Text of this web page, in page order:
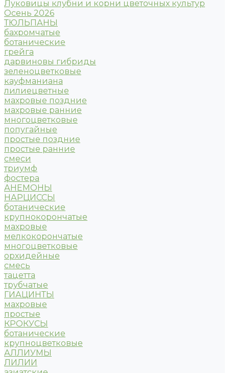
Луковицы клубни и корни цветочных культур
Осень 2026
ТЮЛЬПАНЫ
бахромчатые
ботанические
грейга
дарвиновы гибриды
зеленоцветковые
кауфманиана
лилиецветные
махровые поздние
махровые ранние
многоцветковые
попугайные
простые поздние
простые ранние
смеси
триумф
фостера
АНЕМОНЫ
НАРЦИССЫ
ботанические
крупнокорончатые
махровые
мелкокорончатые
многоцветковые
орхидейные
смесь
тацетта
трубчатые
ГИАЦИНТЫ
махровые
простые
КРОКУСЫ
ботанические
крупноцветковые
АЛЛИУМЫ
ЛИЛИИ